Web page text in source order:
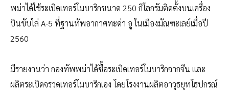
พม่าได้ใช้ระเบิดเทอร์โมบาริกขนาด 250 กิโลกรัมติดตั้งบนเครื่อง
บินขับไล่ A-5 ที่ฐานทัพอากาศทะด่า อู ในเมืองมัณฑะเลย์เมื่อปี
2560
มีรายงานว่า กองทัพพม่าได้ซื้อระเบิดเทอร์โมบาริกจากจีน และ
ผลิตระเบิดจรวดเทอร์โมบาริกเอง โดยโรงงานผลิตอาวุธยุทโธปกรณ์